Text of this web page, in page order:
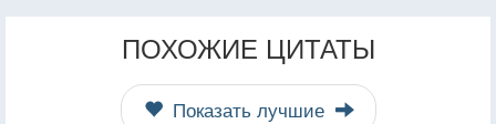
ПОХОЖИЕ ЦИТАТЫ
Показать лучшие